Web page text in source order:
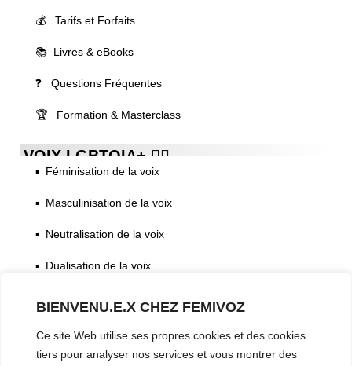
BIENVENU.E.X CHEZ FEMIVOZ
Ce site Web utilise ses propres cookies et des cookies
tiers pour analyser nos services et vous montrer des
💰 Tarifs et Forfaits
📚 Livres & eBooks
❓ Questions Fréquentes
🏆 Formation & Masterclass
VOIX LGBTQIA+ 🏳️‍🌈
▪️ Féminisation de la voix
▪️ Masculinisation de la voix
▪️ Neutralisation de la voix
▪️ Dualisation de la voix
AUTRES SÉANCES
▪️ Voix virilisée par stéroïdes